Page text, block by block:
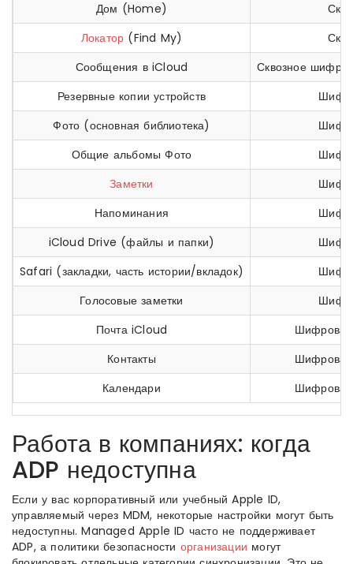
Дом (Home)
Локатор (Find My)
Сообщения в iCloud
Сквозное
Резервные копии устройств
Фото (основная библиотека)
Общие альбомы Фото
Заметки
Напоминания
iCloud Drive (файлы и папки)
Safari (закладки, часть истории/вкладок)
Голосовые заметки
Почта iCloud
Контакты
Календари
Работа в компаниях: когда
ADP недоступна
Если у вас корпоративный или учебный Apple ID,
управляемый через MDM, некоторые настройки могут быть
недоступны. Managed Apple ID часто не поддерживает
ADP, а политики безопасности организации могут